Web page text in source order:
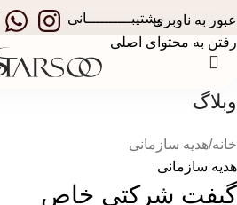
عبور به ناوبری
رفتن به محتوای اصلی
در جشنواره های تخفیفی استارسو ،
پشتیبــــــــــانی
وبلاگ
خانه هدیه سازمانی
هدیه سازمانی
گیفت شرکتی خاص